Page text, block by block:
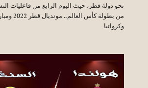
من بطولة كأس
وكرواتيا